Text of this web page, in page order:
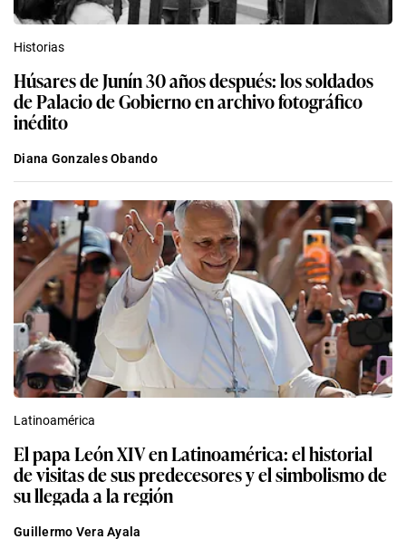
Historias
Húsares de Junín 30 años después: los soldados
de Palacio de Gobierno en archivo fotográfico
inédito
Diana Gonzales Obando
Latinoamérica
El papa León XIV en Latinoamérica: el historial
de visitas de sus predecesores y el simbolismo de
su llegada a la región
Guillermo Vera Ayala